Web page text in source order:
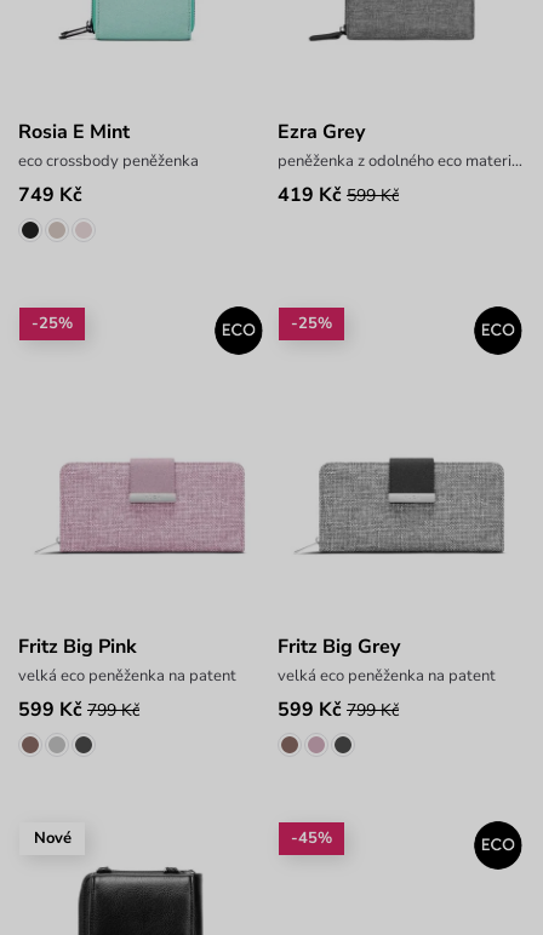
Rosia E Mint
eco crossbody peněženka
749 Kč
Ezra Grey
peněženka z odolného eco materiálu
419 Kč 599 Kč
-25%
Fritz Big Pink
velká eco peněženka na patent
599 Kč 799 Kč
-25%
Fritz Big Grey
velká eco peněženka na patent
599 Kč 799 Kč
Nové -45%